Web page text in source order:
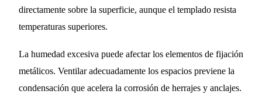
directamente sobre la superficie, aunque el templado resista
temperaturas superiores.
La humedad excesiva puede afectar los elementos de fijación
metálicos. Ventilar adecuadamente los espacios previene la
condensación que acelera la corrosión de herrajes y anclajes.